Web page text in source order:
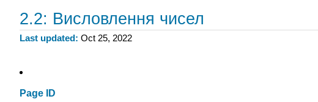
2.2: Висловлення чисел
Last updated Oct 25, 2022
Page ID